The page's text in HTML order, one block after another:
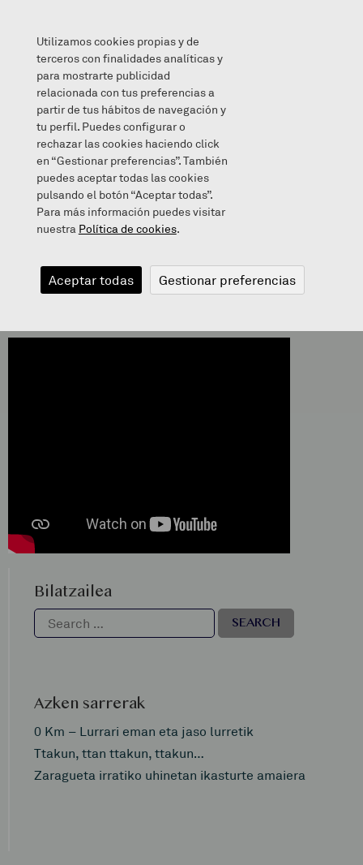
EUSKAL BALEA 🐋
2020/05/10
EUSKAL BALEA
🐋
Bilatzailea
Azken sarrerak
0 Km – Lurrari eman eta jaso lurretik
Ttakun, ttan ttakun, ttakun…
Zaragueta irratiko uhinetan ikasturte amaiera
Utilizamos cookies propias y de
terceros con finalidades analíticas y
para mostrarte publicidad
relacionada con tus preferencias a
partir de tus hábitos de navegación y
tu perfil. Puedes configurar o
rechazar las cookies haciendo click
en “Gestionar preferencias”. También
puedes aceptar todas las cookies
pulsando el botón “Aceptar todas”.
Para más información puedes visitar
nuestra Política de cookies.
Aceptar todas Gestionar preferencias